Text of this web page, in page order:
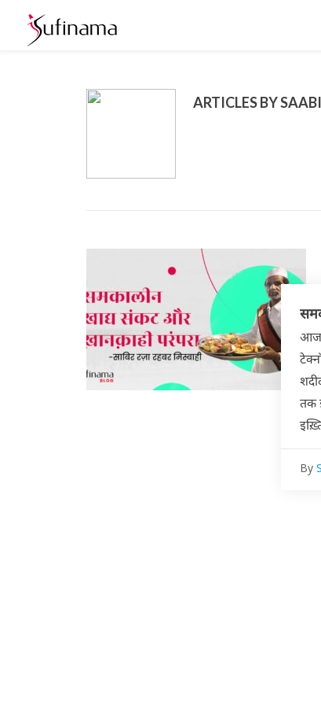
ARTICLES BY
आज
तक
By